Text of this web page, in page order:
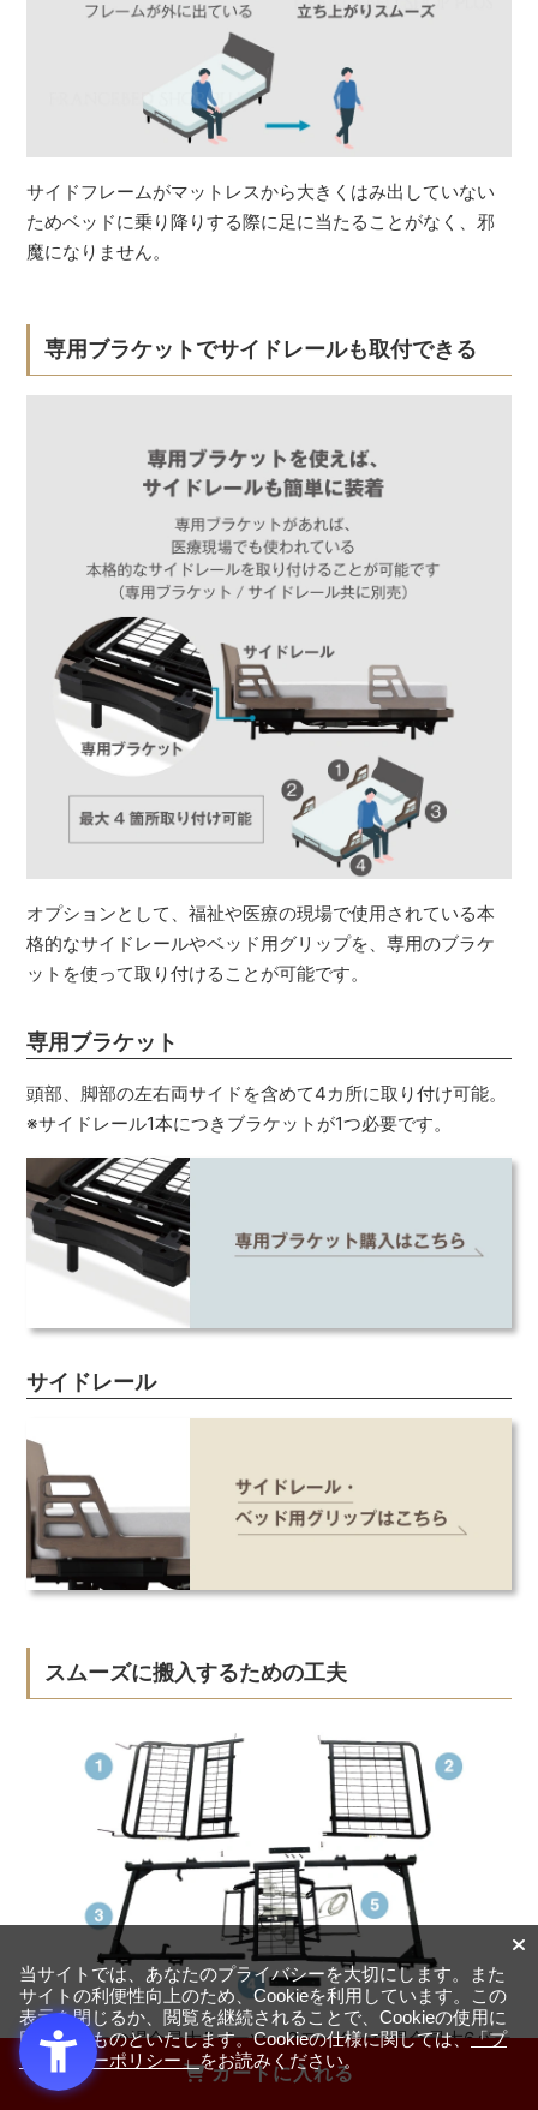
カートに入れる
サイドフレームがマットレスから大きくはみ出していない
ためベッドに乗り降りする際に足に当たることがなく、邪
魔になりません。
専用ブラケットでサイドレールも取付できる
オプションとして、福祉や医療の現場で使用されている本
格的なサイドレールやベッド用グリップを、専用のブラケ
ットを使って取り付けることが可能です。
専用ブラケット
頭部、脚部の左右両サイドを含めて4カ所に取り付け可能。
※サイドレール1本につきブラケットが1つ必要です。
サイドレール
スムーズに搬入するための工夫
2モーターの場合最大5パーツ、3モーターの場合最大6パー
ツに分離が可能です。搬入が厳しい場合には分離が可能だ
からスムーズに行くような工夫をしています。搬入経路の
当サイトでは、あなたのプライバシーを大切にします。また
サイトの利便性向上のため、Cookieを利用しています。この
表示を閉じるか、閲覧を継続されることで、Cookieの使用に
同意するものといたします。Cookieの仕様に関しては、「プ
ライバシーポリシー」をお読みください。